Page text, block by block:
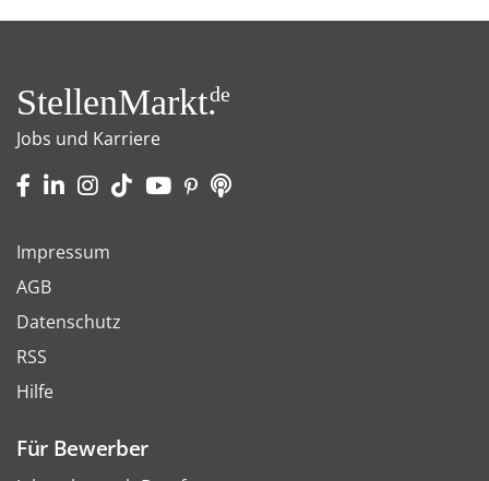
StellenMarkt.de
Jobs und Karriere
Impressum
AGB
Datenschutz
RSS
Hilfe
Für Bewerber